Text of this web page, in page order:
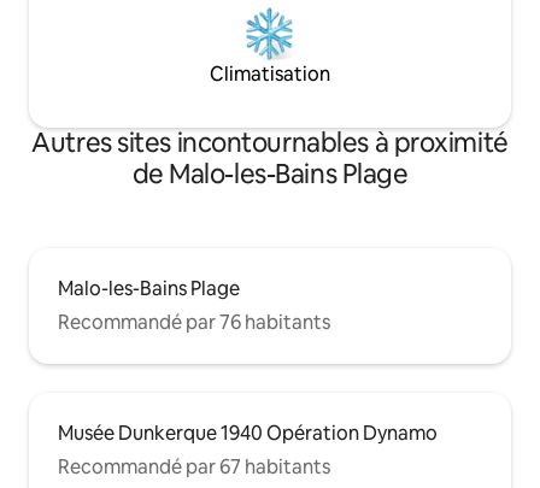
Climatisation
Autres sites incontournables à proximité
de Malo-les-Bains Plage
Malo-les-Bains Plage
Recommandé par 76 habitants
Musée Dunkerque 1940 Opération Dynamo
Recommandé par 67 habitants